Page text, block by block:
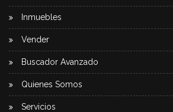
Inmuebles
Vender
Buscador Avanzado
Quienes Somos
Servicios